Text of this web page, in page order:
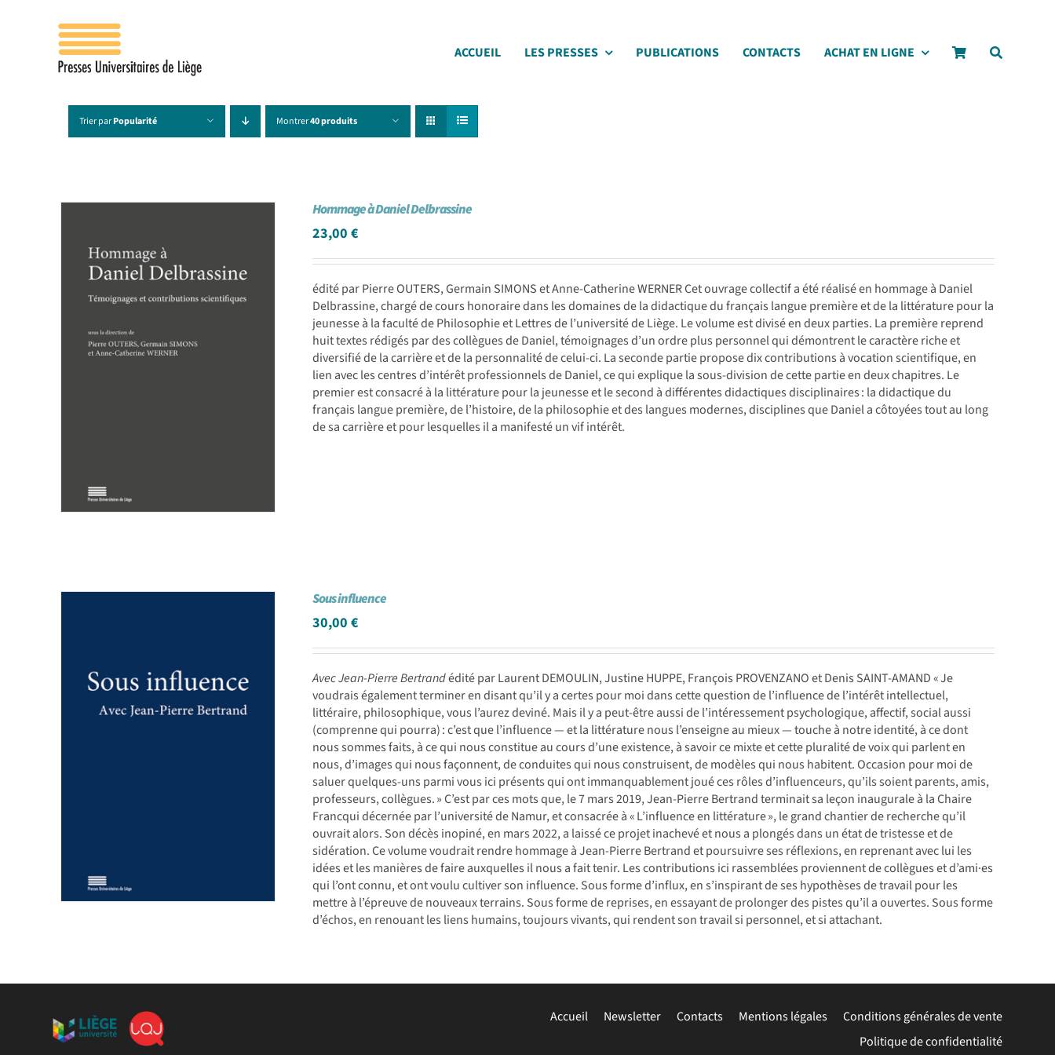
ACCUEIL LES PRESSES PUBLICATIONS CONTACTS ACHAT EN LIGNE
Trier parPopularité Montrer40 produits
Hommage à Daniel Delbrassine
23,00€
édité par Pierre OUTERS, Germain SIMONS et Anne-Catherine WERNER Cet ouvrage collectif a été réalisé en hommage à Daniel
Delbrassine, chargé de cours honoraire dans les domaines de la didactique du français langue première et de la littérature pour la
jeunesse à la faculté de Philosophie et Lettres de l’université de Liège. Le volume est divisé en deux parties. La première reprend
huit textes rédigés par des collègues de Daniel, témoignages d’un ordre plus personnel qui démontrent le caractère riche et
diversifié de la carrière et de la personnalité de celui-ci. La seconde partie propose dix contributions à vocation scientifique, en
lien avec les centres d’intérêt professionnels de Daniel, ce qui explique la sous-division de cette partie en deux chapitres. Le
premier est consacré à la littérature pour la jeunesse et le second à différentes didactiques disciplinaires : la didactique du
français langue première, de l’histoire, de la philosophie et des langues modernes, disciplines que Daniel a côtoyées tout au long
de sa carrière et pour lesquelles il a manifesté un vif intérêt.
Sous influence
30,00€
Avec Jean-Pierre Bertrandédité par Laurent DEMOULIN, Justine HUPPE, François PROVENZANO et Denis SAINT-AMAND « Je
voudrais également terminer en disant qu’il y a certes pour moi dans cette question de l’influence de l’intérêt intellectuel,
littéraire, philosophique, vous ­l’aurez deviné. Mais il y a peut-être aussi de l’intéressement psychologique, affectif, social aussi
(comprenne qui pourra) : c’est que l’influence — et la littérature nous l’enseigne au mieux — touche à notre identité, à ce dont
nous sommes faits, à ce qui nous constitue au cours d’une existence, à savoir ce mixte et cette pluralité de voix qui parlent en
nous, d’images qui nous façonnent, de conduites qui nous construisent, de modèles qui nous habitent. Occasion pour moi de
saluer quelques-uns parmi vous ici présents qui ont immanquablement joué ces rôles d’influenceurs, qu’ils soient parents, amis,
professeurs, collègues. » C’est par ces mots que, le 7 mars 2019, Jean-Pierre Bertrand terminait sa leçon inaugurale à la Chaire
Francqui décernée par l’université de Namur, et consacrée à « L’influence en littérature », le grand chantier de recherche qu’il
ouvrait alors. Son décès inopiné, en mars 2022, a laissé ce projet inachevé et nous a plongés dans un état de tristesse et de
sidération. Ce volume voudrait rendre hommage à Jean-Pierre Bertrand et poursuivre ses réflexions, en reprenant avec lui les
idées et les manières de faire auxquelles il nous a fait tenir. Les contributions ici rassemblées proviennent de collègues et d’ami·es
qui l’ont connu, et ont voulu cultiver son influence. Sous forme d’influx, en s’inspirant de ses hypothèses de travail pour les
mettre à l’épreuve de nouveaux terrains. Sous forme de reprises, en essayant de prolonger des pistes qu’il a ouvertes. Sous forme
d’échos, en renouant les liens humains, toujours vivants, qui rendent son travail si personnel, et si attachant.
Accueil Newsletter Contacts Mentions légales
Conditions générales de vente
Politique de confidentialité